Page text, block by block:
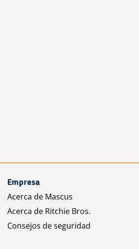
Empresa
Acerca de Mascus
Acerca de Ritchie Bros.
Consejos de seguridad